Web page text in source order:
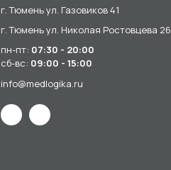
г. Тюмень ул. Газовиков 41
г. Тюмень ул. Николая Ростовцева 26
info@medlogika.ru
пн-пт: 07:30 - 20:00
сб-вс: 09:00 - 15:00